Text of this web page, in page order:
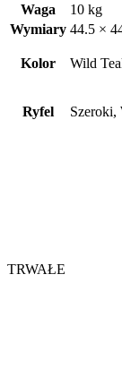
Waga
10 kg
Wymiary 44.5 ×
Kolor Wild
Ryfel Szeroki,
TRWAŁE